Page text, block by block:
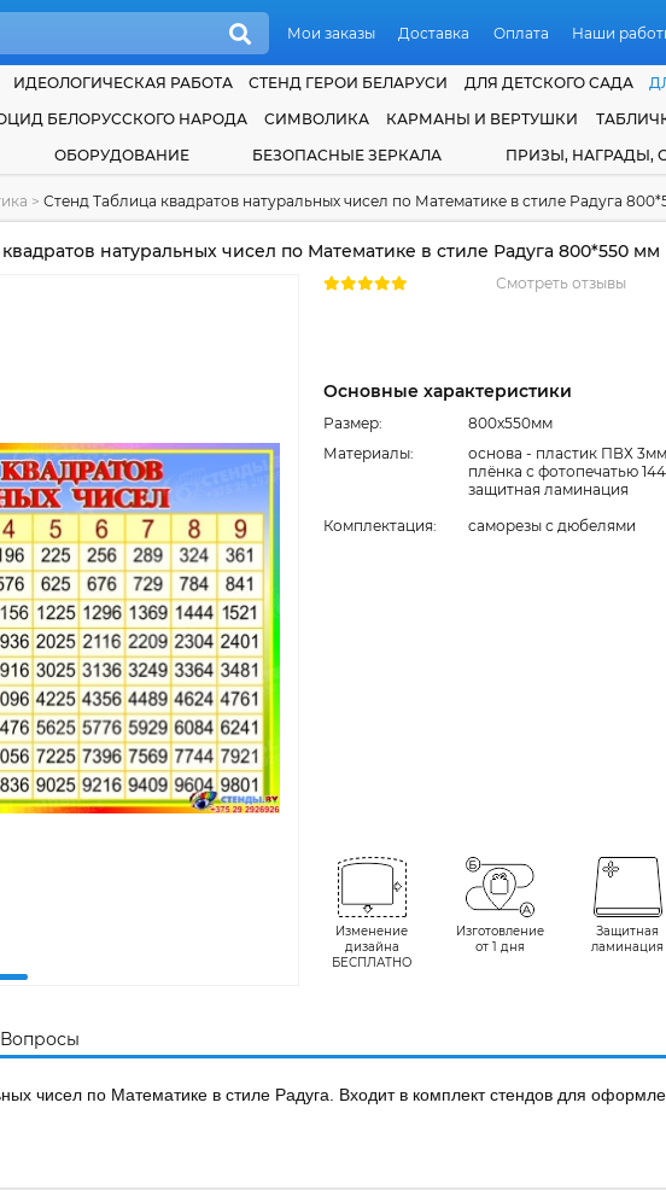
Мои заказы Доставка Оплата Наши
ИДЕОЛОГИЧЕСКАЯ РАБОТА СТЕНД ГЕРОИ БЕЛАРУСИ ДЛЯ ДЕТСКОГО САДА
БЕЛОРУССКОГО НАРОДА СИМВОЛИКА КАРМАНЫ И ВЕРТУШКИ
ОБОРУДОВАНИЕ БЕЗОПАСНЫЕ ЗЕРКАЛА ПРИЗЫ, НАГРАДЫ,
> Стенд Таблица квадратов натуральных чисел по Математике в стиле Радуга
натуральных чисел по Математике в стиле Радуга 800*550 мм
Смотреть отзывы
Основные характеристики
Размер:
800x550мм
Материалы:
основа - пластик ПВХ 3мм
плёнка с фотопечатью
защитная ламинация
Комплектация:
cаморезы с дюбелями
Изменение
дизайна
БЕСПЛАТНО
Изготовление
от 1 дня
Защитная
ламинация
Вопросы
чисел по Математике в стиле Радуга. Входит в комплект стендов для